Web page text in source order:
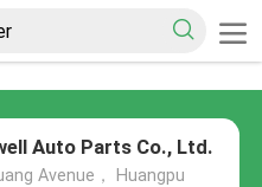
Auto Parts Co., Ltd.
Avenue， Huangpu